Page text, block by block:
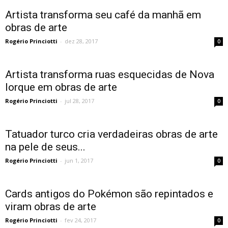
Artista transforma seu café da manhã em
obras de arte
Rogério Princiotti - dez 28, 2017 0
Artista transforma ruas esquecidas de Nova
Iorque em obras de arte
Rogério Princiotti - jul 28, 2017 0
Tatuador turco cria verdadeiras obras de arte
na pele de seus...
Rogério Princiotti - jun 1, 2017 0
Cards antigos do Pokémon são repintados e
viram obras de arte
Rogério Princiotti - fev 24, 2017 0